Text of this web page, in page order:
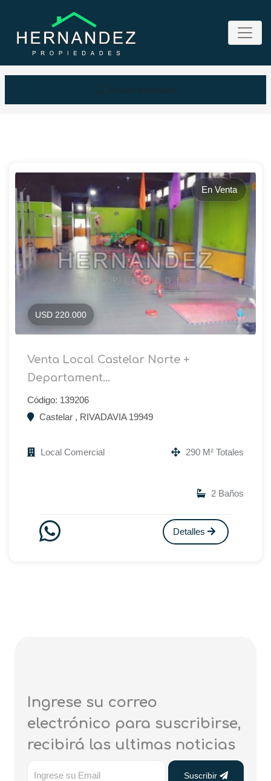
Buscar propiedad
En Venta
USD 220.000
Venta Local Castelar Norte +
Departament...
Código: 139206
Castelar , RIVADAVIA 19949
Local Comercial 290 M² Totales
2 Baños
Detalles
Ingrese su correo
electrónico para suscribirse,
recibirá las ultimas noticias
Suscribir